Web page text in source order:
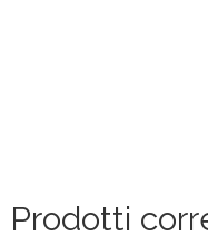
Prodotti